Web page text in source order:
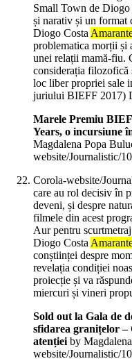
Small Town de Diogo
și narativ și un format
Diogo Costa
problematica morții
unei relații mamă-fiu.
considerația filozofică
loc liber propriei sale
juriului BIEFF 2017)
Marele Premiu
Years, o incursiune
Magdalena Popa
website/Journalistic/
Corola-website/
care au rol decisiv în
deveni, și despre
filmele din acest
Aur pentru
Diogo Costa
conștiinței despre
revelația condiției
proiecție și va
miercuri și vineri
Sold out la Gala de
sfidarea granițelor
atențieiby
website/Journalistic/